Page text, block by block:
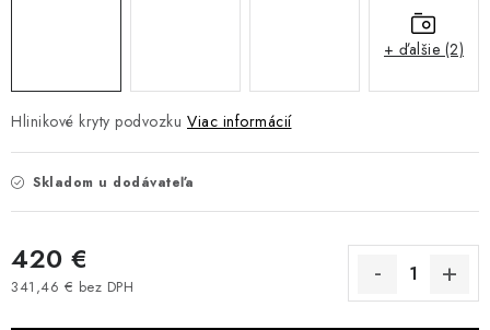
ŠTVORKOLKY
AKCIA
Hlinikové kryty podvozku Viac informácií
Skladom u dodávateľa
420 €
341,46 € bez DPH
+ ďalšie (2)